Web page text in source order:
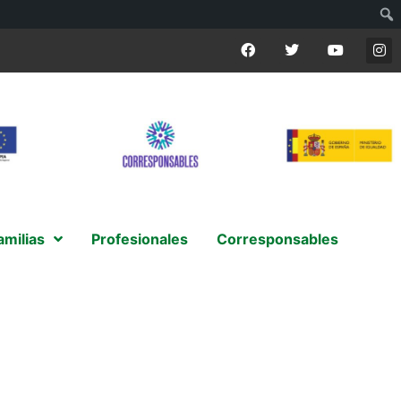
Profesionales Corresponsables